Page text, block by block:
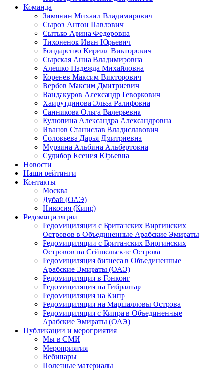
Команда
Зимянин Михаил Владимирович
Сыров Антон Павлович
Сытько Арина Федоровна
Тихоненок Иван Юрьевич
Бондаренко Кирилл Викторович
Сырская Анна Владимировна
Алешко Надежда Михайловна
Коренев Максим Викторович
Вербов Максим Дмитриевич
Вандакуров Александр Геворкович
Хайрутдинова Эльза Ралифовна
Санникова Ольга Валерьевна
Кулюпина Александра Александровна
Иванов Станислав Владиславович
Соловьева Дарья Дмитриевна
Мурзина Альбина Альбертовна
Судибор Ксения Юрьевна
Новости
Наши рейтинги
Контакты
Москва
Дубай (ОАЭ)
Никосия (Кипр)
Редомициляции
Редомициляции с Британских Виргинских
Островов в Объединенные Арабские Эмираты
Редомициляции с Британских Виргинских
Островов на Сейшельские Острова
Редомициляция бизнеса в Объединенные
Арабские Эмираты (ОАЭ)
Редомициляция в Гонконг
Редомициляция на Гибралтар
Редомициляция на Кипр
Редомициляция на Маршалловы Острова
Редомициляция с Кипра в Объединенные
Арабские Эмираты (ОАЭ)
Публикации и мероприятия
Мы в СМИ
Мероприятия
Вебинары
Полезные материалы